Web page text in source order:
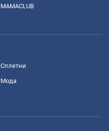
MAMACLUB
Сплетни
Мода